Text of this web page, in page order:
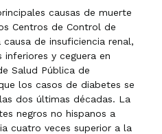
causas de muerte
Centros de Control de
de insuficiencia renal,
y ceguera en
Salud Pública de
los casos de diabetes se
dos últimas décadas. La
negros no hispanos a
cuatro veces superior a la